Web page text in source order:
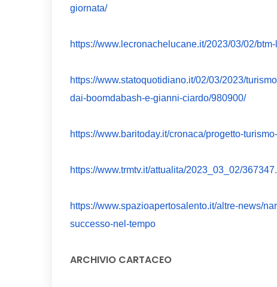
giornata/
https://www.lecronachelucane.it/2023/03/02/
https://www.statoquotidiano.it/02/03/2023/
dai-boomdabash-e-gianni-ciardo/980900/
https://www.baritoday.it/cronaca/progetto-
https://www.trmtv.it/attualita/2023_03_02/
https://www.spazioapertosalento.it/altre-news/
successo-nel-tempo
ARCHIVIO CARTACEO